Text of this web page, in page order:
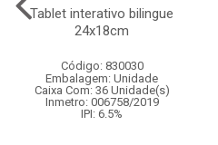
Tablet interativo bilingue
24x18cm
Código: 830030
Embalagem: Unidade
Caixa Com: 36 Unidade(s)
Inmetro: 006758/2019
IPI: 6.5%